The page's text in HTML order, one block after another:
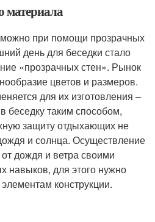
материала
при помощи прозрачных
день для беседки стало
«прозрачных стен». Рынок
цветов и размеров.
для их изготовления –
беседку таким способом,
защиту отдыхающих не
и солнца. Осуществление
дождя и ветра своими
навыков, для этого нужно
конструкции.